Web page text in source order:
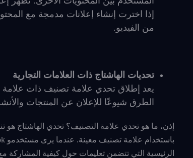
إذا اخترت إنشاء إعلانات مدمجة مع
من الفيديو.
تحديات الهاشتاج ذات العلامات التجارية
الطرق شيوعًا للإعلان عن المنتجات
الرئيسية التي تتضمن تعليمات حول كيفية